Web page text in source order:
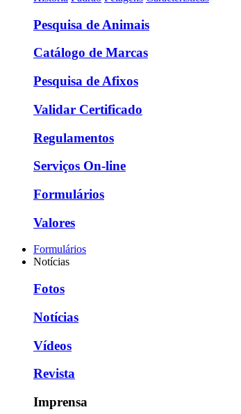
Pesquisa de Animais
Catálogo de Marcas
Pesquisa de Afixos
Validar Certificado
Regulamentos
Serviços On-line
Formulários
Valores
Formulários
Notícias
Fotos
Notícias
Vídeos
Revista
Imprensa